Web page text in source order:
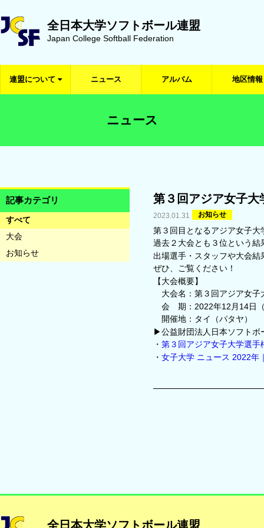
全日本大学ソフトボール連盟
Japan College Softball Federation
連盟について ニュース アルバム 地区情報
ニュース
記事カテゴリ
すべて
大会
お知らせ
第３回アジア女子大
2023.01.31 お知らせ
第３回目となるアジア女子
過去２大会とも３位という
出場選手・スタッフや大会
ぜひ、ご覧ください！
【大会概要】
大会名：第３回アジア女子
会 期：2022年12月14日
開催地：タイ（パタヤ）
▶公益財団法人日本ソフトボ
・ 第３回アジア女子大学選
・ 女子大学 ニュース 2022年
全日本大学ソフトボール連盟